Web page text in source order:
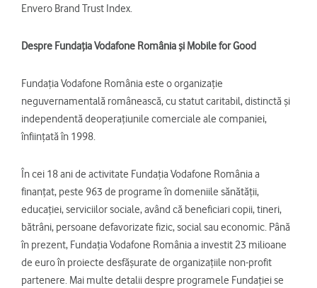
Envero Brand Trust Index.
Despre Fundaţia Vodafone România şi Mobile for Good
Fundaţia Vodafone România este o organizaţie
neguvernamentală românească, cu statut caritabil, distinctă şi
independentă deoperaţiunile comerciale ale companiei,
înfiinţată în 1998.
În cei 18 ani de activitate Fundaţia Vodafone România a
finanţat, peste 963 de programe în domeniile sănătăţii,
educaţiei, serviciilor sociale, având că beneficiari copii, tineri,
bătrâni, persoane defavorizate fizic, social sau economic. Până
în prezent, Fundaţia Vodafone România a investit 23 milioane
de euro în proiecte desfăşurate de organizaţiile non-profit
partenere. Mai multe detalii despre programele Fundaţiei se